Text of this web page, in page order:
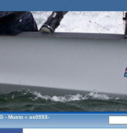
- Musto » as0593-